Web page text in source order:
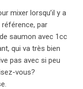
mixer lorsqu’il y a
par
saumon avec 1cc
qui va très bien
pas avec si peu
vous?